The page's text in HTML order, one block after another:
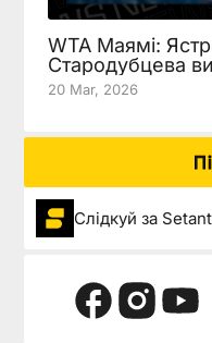
WTA Маямі:
Стародубцева
20 Mar, 2026
Слідкуй за